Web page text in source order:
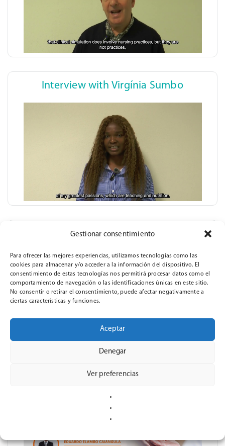
Gestionar consentimiento
Para ofrecer las mejores experiencias, utilizamos tecnologías como las
cookies para almacenar y/o acceder a la información del dispositivo. El
consentimiento de estas tecnologías nos permitirá procesar datos como el
comportamiento de navegación o las identificaciones únicas en este sitio.
No consentir o retirar el consentimiento, puede afectar negativamente a
ciertas características y funciones.
Aceptar
Denegar
Ver preferencias
Interview with Virgínia Sumbo
Second meeting in Valladolid